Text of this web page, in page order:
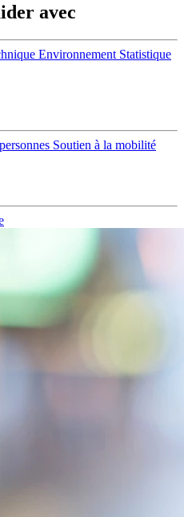
avec
Environnement Statistique
Soutien à la mobilité